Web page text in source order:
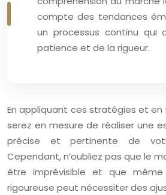
compte des tendances
un processus continu qui
patience et de la rigueur.
En appliquant ces stratégies et
serez en mesure de réaliser une
précise et pertinente de
Cependant, n’oubliez pas que le
être imprévisible et que même
rigoureuse peut nécessiter des